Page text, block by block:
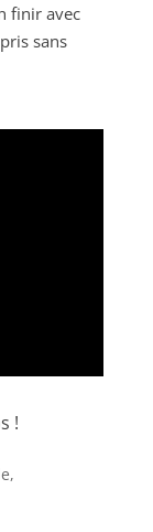
finir avec
sans
!
,